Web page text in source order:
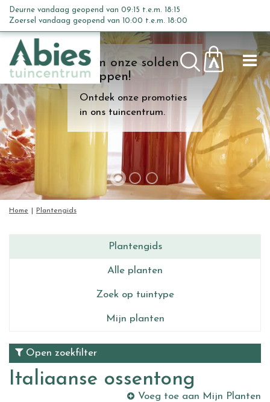
n
c
o
n
t
e
n
t
Kom onze solden
shoppen!
Ontdek onze promoties
in ons tuincentrum.
Home Plantengids
Deurne vandaag geopend van 09:15 t.e.m. 18:15
Zoersel vandaag geopend van 10:00 t.e.m. 18:00
Plantengids
Alle planten
Zoek op tuintype
Mijn planten
Open zoekfilter
Italiaanse ossentong
Voeg toe aan Mijn Planten